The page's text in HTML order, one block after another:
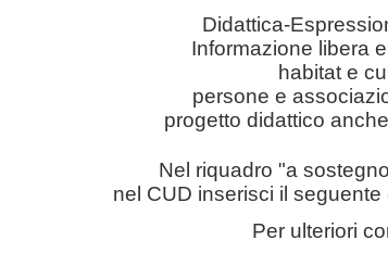
Didattica-
Informazione libera
habitat e
persone e
progetto didattico
Nel riquadro "a
nel CUD inserisci il seguente
Per ulteriori